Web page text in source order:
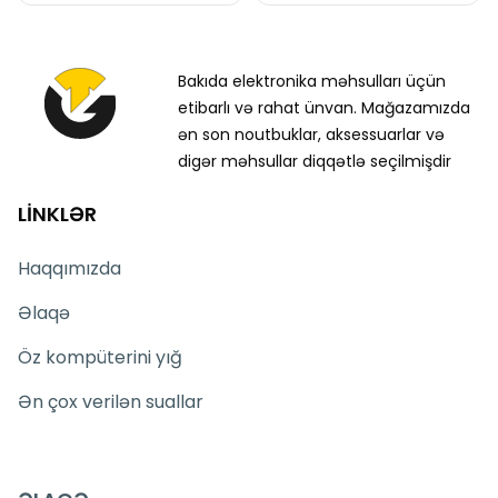
Bakıda elektronika məhsulları üçün
etibarlı və rahat ünvan. Mağazamızda
ən son noutbuklar, aksessuarlar və
digər məhsullar diqqətlə seçilmişdir
LİNKLƏR
Haqqımızda
Əlaqə
Öz kompüterini yığ
Ən çox verilən suallar